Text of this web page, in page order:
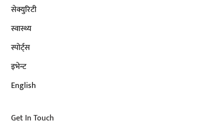
सेक्युरिटी
स्वास्थ्य
स्पोर्ट्स
इभेन्ट
English
Get In Touch